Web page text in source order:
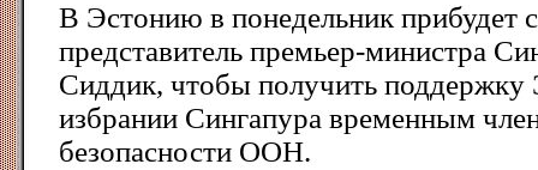
В Эстонию в понедельник прибудет
представитель премьер-министра
Сиддик, чтобы получить поддержку
избрании Сингапура временным
безопасности ООН.